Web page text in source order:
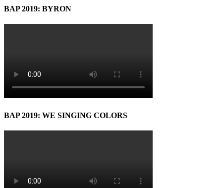
BAP 2019: BYRON
BAP 2019: WE SINGING COLORS